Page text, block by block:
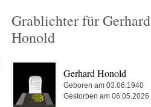
Grablichter für Gerhard
Honold
Gerhard Honold
Geboren am 03.06.1940
Gestorben am 06.05.2026